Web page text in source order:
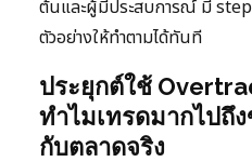
ต้นและผู้มีประสบการณ์ มี
ตัวอย่างให้ทำตามได้ทันที
ประยุกต์ใช้
ทำไมเทรดมากไปถึ
กับตลาดจริง